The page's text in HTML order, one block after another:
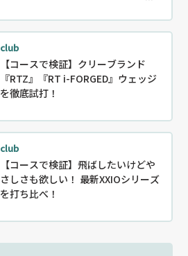
club
【コースで検証】クリーブランド
『RTZ』『RT i-FORGED』ウェッジ
を徹底試打！
club
【コースで検証】飛ばしたいけどや
さしさも欲しい！ 最新XXIOシリーズ
を打ち比べ！